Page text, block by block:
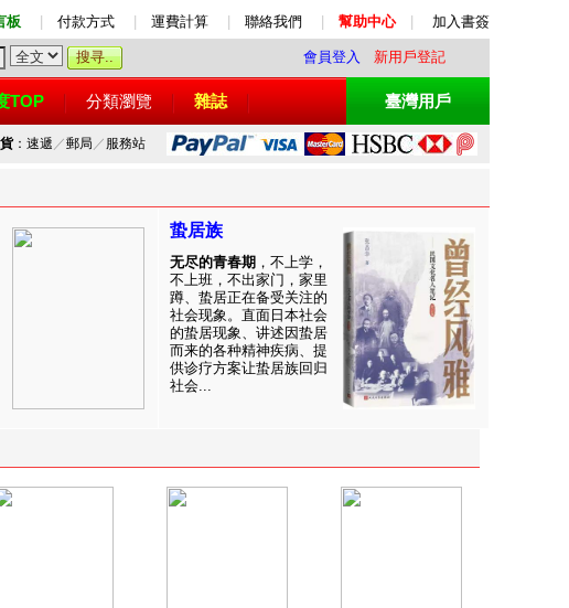
板 付款方式 運費計算 聯絡我們 幫助中心 加入書簽
會員登入 新用戶登記
TOP 分類瀏覽 雜誌 臺灣用戶
：速遞 ／郵局 ／ 服務站
蛰居族
无尽的青春期 ，不上学，
不上班，不出家门，家里
蹲、蛰居正在备受关注的
社会现象。直面日本社会
的蛰居现象、讲述因蛰居
而来的各种精神疾病、提
供诊疗方案让蛰居族回归
社会...